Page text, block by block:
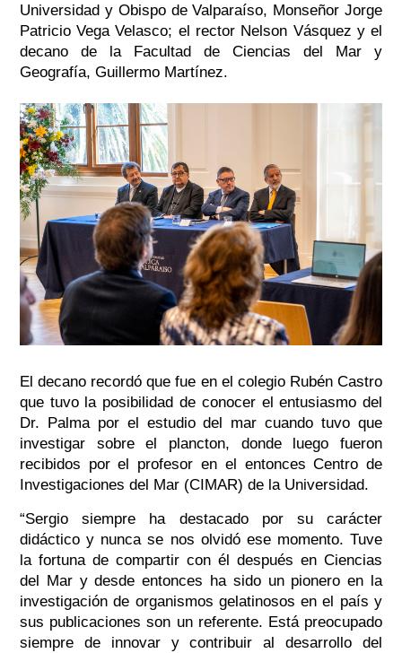
Universidad y Obispo de Valparaíso, Monseñor Jorge
Patricio Vega Velasco; el rector Nelson Vásquez y el
decano de la Facultad de Ciencias del Mar y
Geografía, Guillermo Martínez.
El decano recordó que fue en el colegio Rubén Castro
que tuvo la posibilidad de conocer el entusiasmo del
Dr. Palma por el estudio del mar cuando tuvo que
investigar sobre el plancton, donde luego fueron
recibidos por el profesor en el entonces Centro de
Investigaciones del Mar (CIMAR) de la Universidad.
“Sergio siempre ha destacado por su carácter
didáctico y nunca se nos olvidó ese momento. Tuve
la fortuna de compartir con él después en Ciencias
del Mar y desde entonces ha sido un pionero en la
investigación de organismos gelatinosos en el país y
sus publicaciones son un referente. Está preocupado
siempre de innovar y contribuir al desarrollo del